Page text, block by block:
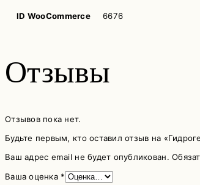
ID WooCommerce 6676
Отзывы
Отзывов пока нет.
Будьте первым, кто оставил отзыв на
Ваш адрес email не будет опубликован.
Ваша оценка *